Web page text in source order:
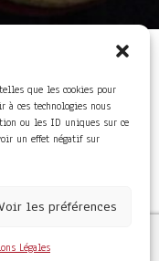
que les cookies pour
à ces technologies nous
ou les ID uniques sur ce
un effet négatif sur
les préférences
Légales